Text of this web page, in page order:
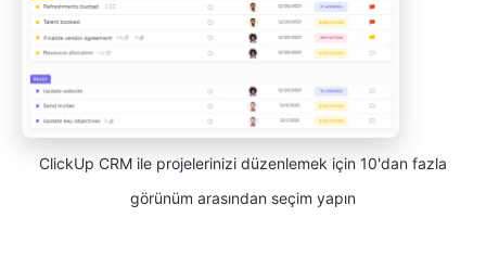
ClickUp CRM ile projelerinizi düzenlemek için 10'dan fazla
görünüm arasından seçim yapın